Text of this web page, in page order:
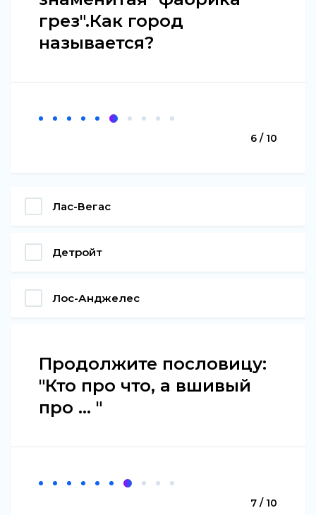
грез".Как город
называется?
6 / 10
Лас-Вегас
Детройт
Лос-Анджелес
Продолжите пословицу:
"Кто про что, а вшивый
про ... "
7 / 10